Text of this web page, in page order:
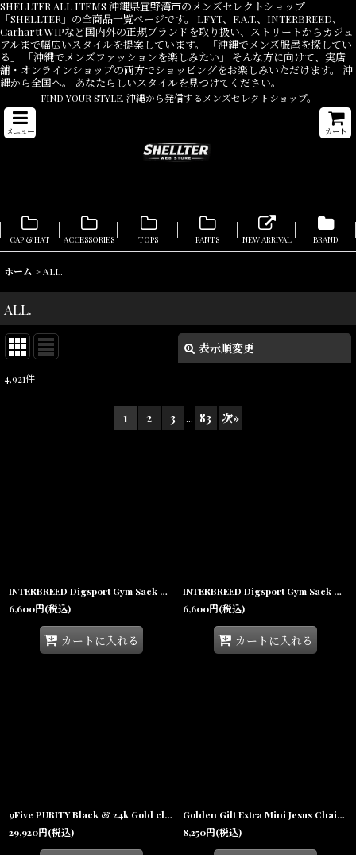
SHELLTER ALL ITEMS 沖縄県宜野湾市のメンズセレクトショップ
「SHELLTER」の全商品一覧ページです。 LFYT、F.A.T.、INTERBREED、
Carhartt WIPなど国内外の正規ブランドを取り扱い、ストリートからカジュ
アルまで幅広いスタイルを提案しています。 「沖縄でメンズ服屋を探してい
る」 「沖縄でメンズファッションを楽しみたい」 そんな方に向けて、実店
舗・オンラインショップの両方でショッピングをお楽しみいただけます。 沖
縄から全国へ。 あなたらしいスタイルを見つけてください。
FIND YOUR STYLE. 沖縄から発信するメンズセレクトショップ。
メニュー カート
CAP & HAT ACCESSORIES TOPS PANTS NEW ARRIVAL BRAND
ホーム > ALL.
ALL.
表示順変更
4,921件
1 2 3 ... 83 次»
INTERBREED Digsport Gym Sack Tiger Camo メッシュ ジムサック ナップサック カモフラージュ バッグ
6,600円(税込)
カートに入れる
INTERBREED Digsport Gym Sack Woodland Camo メッシュ ジムサック ナップサック カモフラージュ バッグ
6,600円(税込)
カートに入れる
9Five PURITY Black & 24k Gold clearlens プリティ 24Kゴールド UV 偏光 クリアレンズ メガネ
29,920円(税込)
Golden Gilt Extra Mini Jesus Chain Silver Necklace ネックレス シルバー ジーザス チェーン
8,250円(税込)